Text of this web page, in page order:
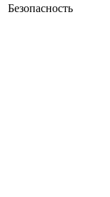
Безопасность